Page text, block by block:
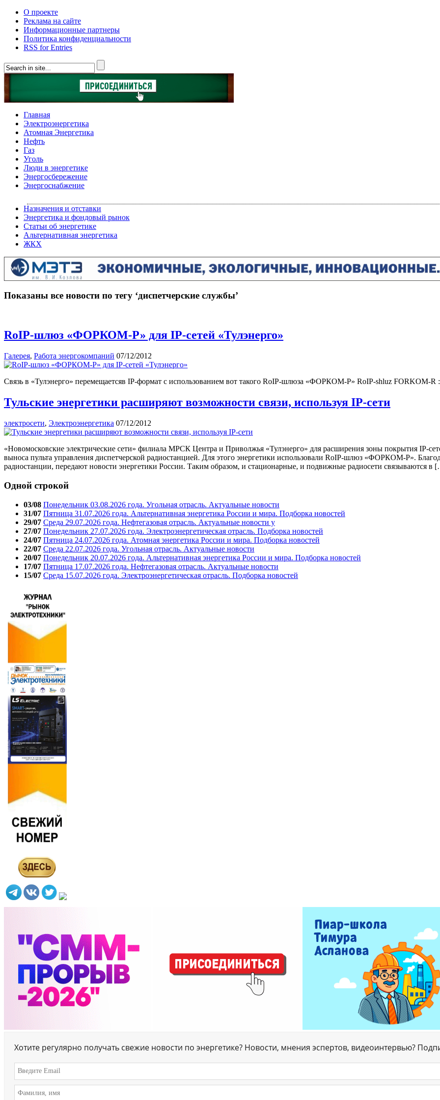
О проекте
Реклама на сайте
Информационные партнеры
Политика конфиденциальности
RSS for Entries
Главная
Электроэнергетика
Атомная Энергетика
Нефть
Газ
Уголь
Люди в энергетике
Энергосбережение
Энергоснабжение
Назначения и отставки
Энергетика и фондовый рынок
Статьи об энергетике
Альтернативная энергетика
ЖКХ
Показаны все новости по тегу ‘диспетчерские службы’
RoIP-шлюз «ФОРКОМ-Р» для IP-сетей «Тулэнерго»
Галерея, Работа энергокомпаний 07/12/2012
Связь в «Тулэнерго» перемещаетсяв IP-формат с использованием вот такого RoIP-шлюза «ФОРКОМ-Р» RoIP-shluz
Тульские энергетики расширяют возможности связи, используя IP-сети
электросети, Электроэнергетика 07/12/2012
«Новомосковские электрические сети» филиала МРСК Центра и Приволжья «Тулэнерго» для расширения зоны покрытия IP-
выноса пульта управления диспетчерской радиостанцией. Для этого энергетики использовали RoIP-шлюз «ФОРКОМ-Р».
радиостанции, передают новости энергетики России. Таким образом, и стационарные, и подвижные радиосети связываются в
Одной строкой
03/08 Понедельник 03.08.2026 года. Угольная отрасль. Актуальные новости
31/07 Пятница 31.07.2026 года. Альтернативная энергетика России и мира. Подборка новостей
29/07 Среда 29.07.2026 года. Нефтегазовая отрасль. Актуальные новости у
27/07 Понедельник 27.07.2026 года. Электроэнергетическая отрасль. Подборка новостей
24/07 Пятница 24.07.2026 года. Атомная энергетика России и мира. Подборка новостей
22/07 Среда 22.07.2026 года. Угольная отрасль. Актуальные новости
20/07 Понедельник 20.07.2026 года. Альтернативная энергетика России и мира. Подборка новостей
17/07 Пятница 17.07.2026 года. Нефтегазовая отрасль. Актуальные новости
15/07 Среда 15.07.2026 года. Электроэнергетическая отрасль. Подборка новостей
Хотите регулярно получать свежие новости по энергетике? Новости, мнения эспертов, видеоинтервью?